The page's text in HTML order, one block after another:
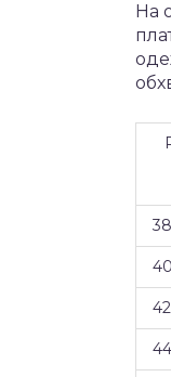
На
38
40
42
44